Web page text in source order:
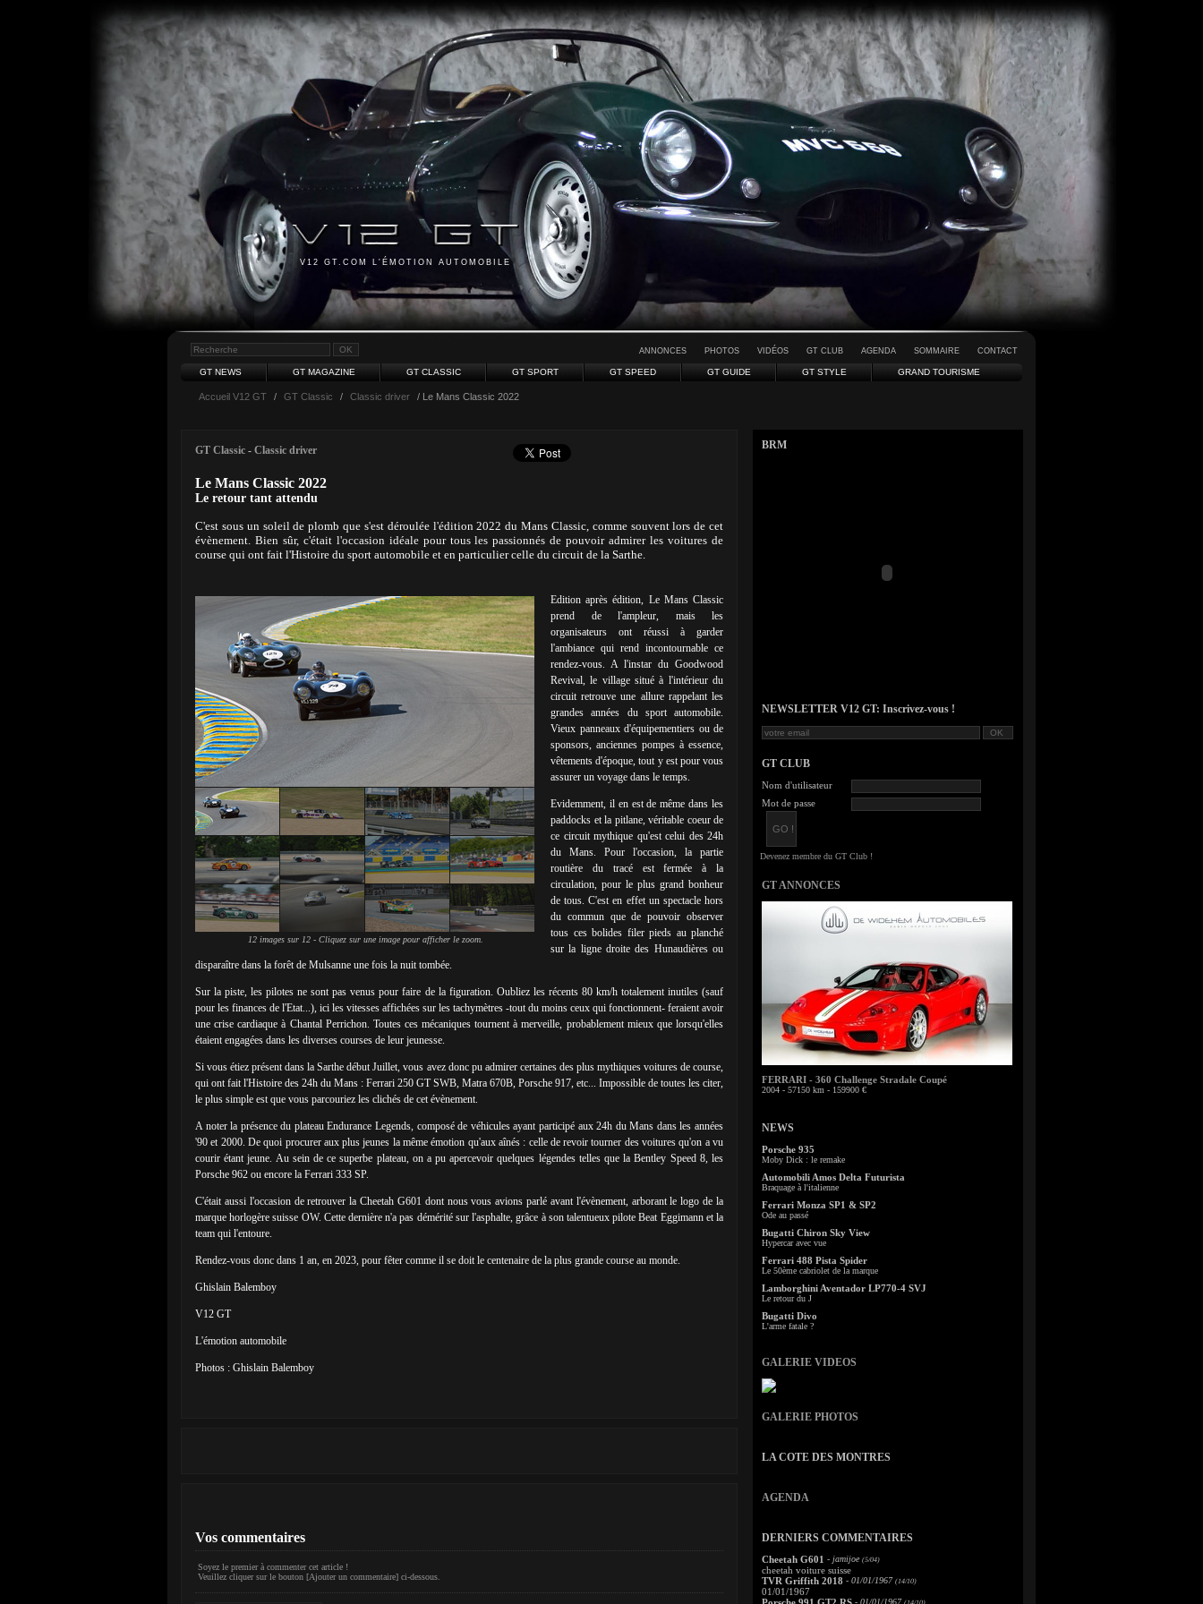
V12 GT.COM L'ÉMOTION AUTOMOBILE
ANNONCES PHOTOS VIDÉOS GT CLUB AGENDA SOMMAIRE CONTACT
GT NEWS GT MAGAZINE GT CLASSIC GT SPORT GT SPEED GT GUIDE GT STYLE GRAND TOURISME
Accueil V12 GT / GT Classic / Classic driver / Le Mans Classic 2022
GT Classic - Classic driver
Le Mans Classic 2022
Le retour tant attendu
C'est sous un soleil de plomb que s'est déroulée l'édition 2022 du Mans Classic, comme souvent lors de cet
évènement. Bien sûr, c'était l'occasion idéale pour tous les passionnés de pouvoir admirer les voitures de
course qui ont fait l'Histoire du sport automobile et en particulier celle du circuit de la Sarthe.
12 images sur 12 - Cliquez sur une image pour afficher le zoom.
Edition après édition, Le Mans Classic
prend de l'ampleur, mais les
organisateurs ont réussi à garder
l'ambiance qui rend incontournable ce
rendez-vous. A l'instar du Goodwood
Revival, le village situé à l'intérieur du
circuit retrouve une allure rappelant les
grandes années du sport automobile.
Vieux panneaux d'équipementiers ou de
sponsors, anciennes pompes à essence,
vêtements d'époque, tout y est pour vous
assurer un voyage dans le temps.
Evidemment, il en est de même dans les
paddocks et la pitlane, véritable coeur de
ce circuit mythique qu'est celui des 24h
du Mans. Pour l'occasion, la partie
routière du tracé est fermée à la
circulation, pour le plus grand bonheur
de tous. C'est en effet un spectacle hors
du commun que de pouvoir observer
tous ces bolides filer pieds au planché
sur la ligne droite des Hunaudières ou
disparaître dans la forêt de Mulsanne une fois la nuit tombée.
Sur la piste, les pilotes ne sont pas venus pour faire de la figuration. Oubliez les récents 80 km/h totalement inutiles (sauf
pour les finances de l'Etat...), ici les vitesses affichées sur les tachymètres -tout du moins ceux qui fonctionnent- feraient avoir
une crise cardiaque à Chantal Perrichon. Toutes ces mécaniques tournent à merveille, probablement mieux que lorsqu'elles
étaient engagées dans les diverses courses de leur jeunesse.
Si vous étiez présent dans la Sarthe début Juillet, vous avez donc pu admirer certaines des plus mythiques voitures de course,
qui ont fait l'Histoire des 24h du Mans : Ferrari 250 GT SWB, Matra 670B, Porsche 917, etc... Impossible de toutes les citer,
le plus simple est que vous parcouriez les clichés de cet évènement.
A noter la présence du plateau Endurance Legends, composé de véhicules ayant participé aux 24h du Mans dans les années
'90 et 2000. De quoi procurer aux plus jeunes la même émotion qu'aux aînés : celle de revoir tourner des voitures qu'on a vu
courir étant jeune. Au sein de ce superbe plateau, on a pu apercevoir quelques légendes telles que la Bentley Speed 8, les
Porsche 962 ou encore la Ferrari 333 SP.
C'était aussi l'occasion de retrouver la Cheetah G601 dont nous vous avions parlé avant l'évènement, arborant le logo de la
marque horlogère suisse OW. Cette dernière n'a pas démérité sur l'asphalte, grâce à son talentueux pilote Beat Eggimann et la
team qui l'entoure.
Rendez-vous donc dans 1 an, en 2023, pour fêter comme il se doit le centenaire de la plus grande course au monde.
Ghislain Balemboy
V12 GT
L'émotion automobile
Photos : Ghislain Balemboy
Vos commentaires
Soyez le premier à commenter cet article !
Veuillez cliquer sur le bouton [Ajouter un commentaire] ci-dessous.
BRM
NEWSLETTER V12 GT: Inscrivez-vous !
GT CLUB
Nom d'utilisateur
Mot de passe
GT ANNONCES
FERRARI - 360 Challenge Stradale Coupé
2004 - 57150 km - 159900 €
NEWS
Porsche 935
Moby Dick : le remake
Automobili Amos Delta Futurista
Braquage à l'italienne
Ferrari Monza SP1 & SP2
Ode au passé
Bugatti Chiron Sky View
Hypercar avec vue
Ferrari 488 Pista Spider
Le 50ème cabriolet de la marque
Lamborghini Aventador LP770-4 SVJ
Le retour du J
Bugatti Divo
L'arme fatale ?
GALERIE VIDEOS
GALERIE PHOTOS
LA COTE DES MONTRES
AGENDA
DERNIERS COMMENTAIRES
Cheetah G601 - jamijoe (5/04)
cheetah voiture suisse
TVR Griffith 2018 - 01/01/1967 (14/10)
01/01/1967
- 01/01/1967